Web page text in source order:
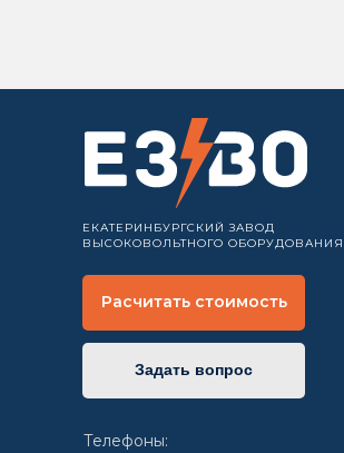
ЕКАТЕРИНБУРГСКИЙ ЗАВОД
ВЫСОКОВОЛЬТНОГО ОБОРУДОВАНИЯ
Телефоны:
Расчитать стоимость
Задать вопрос